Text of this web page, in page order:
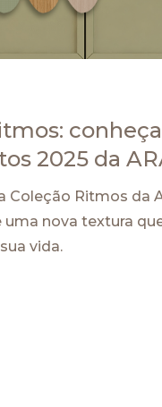
2025 da
Coleção Ritmos da
uma nova textura
vida.